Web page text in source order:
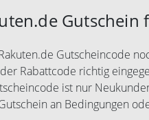
Gutscheincode
Rabattcode richtig
ist nur
an Bedingungen